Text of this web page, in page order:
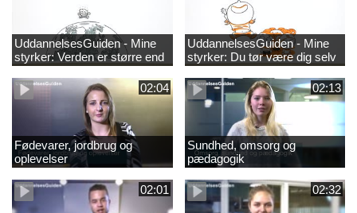
UddannelsesGuiden - Mine
styrker: Verden er større end
dig og du bidrager til den
UddannelsesGuiden - Mine
styrker: Du tør være dig selv
02:04
Fødevarer, jordbrug og
oplevelser
02:13
Sundhed, omsorg og
pædagogik
02:01 02:32